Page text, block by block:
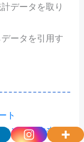
データを取り
ータを引用す
ト
ングの未来